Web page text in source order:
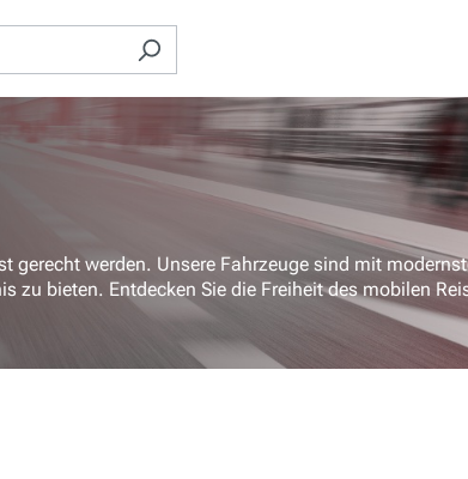
werden. Unsere Fahrzeuge sind mit
zu bieten. Entdecken Sie die Freiheit des mobilen